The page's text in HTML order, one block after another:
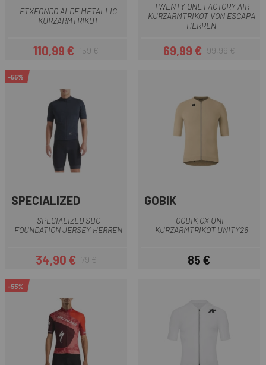
ETXEONDO ALDE METALLIC
KURZARMTRIKOT
Preis
110,99 €Regulärer Preis
159 €
TWENTY ONE FACTORY AIR
KURZARMTRIKOT VON ESCAPA
HERREN
Preis
69,99 €Regulärer Preis
99,99 €
-55%
SPECIALIZED
SPECIALIZED SBC
FOUNDATION JERSEY HERREN
Preis
34,90 €Regulärer Preis
79 €
GOBIK
GOBIK CX UNI-
KURZARMTRIKOT UNITY26
Preis
85 €
-55%